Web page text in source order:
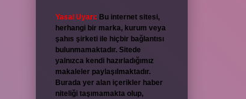
Yasal Uyarı: Bu internet sitesi,
herhangi bir marka, kurum veya
şahıs şirketi ile hiçbir bağlantısı
bulunmamaktadır. Sitede
yalnızca kendi hazırladığımız
makaleler paylaşılmaktadır.
Burada yer alan içerikler haber
niteliği taşımamakta olup,